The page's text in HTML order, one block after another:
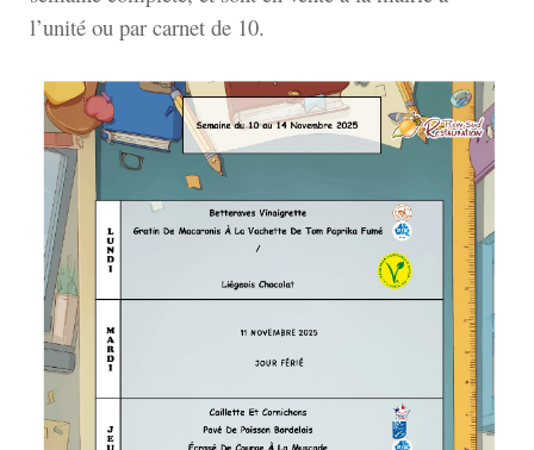
l’unité ou par carnet de 10.